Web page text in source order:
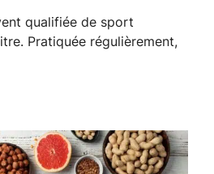
qualifiée de sport
Pratiquée régulièrement,